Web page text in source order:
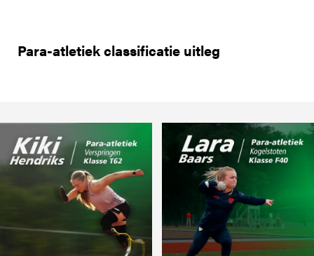
Para-atletiek classificatie uitleg